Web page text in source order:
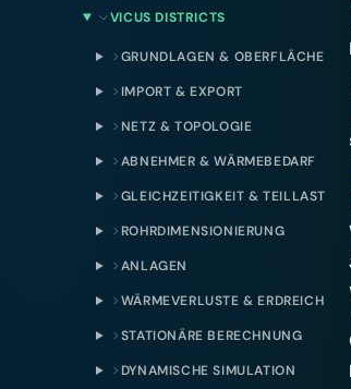
VICUS DISTRICTS
GRUNDLAGEN & OBERFLÄCHE
IMPORT & EXPORT
NETZ & TOPOLOGIE
ABNEHMER & WÄRMEBEDARF
GLEICHZEITIGKEIT & TEILLAST
ROHRDIMENSIONIERUNG
ANLAGEN
WÄRMEVERLUSTE & ERDREICH
STATIONÄRE BERECHNUNG
DYNAMISCHE SIMULATION